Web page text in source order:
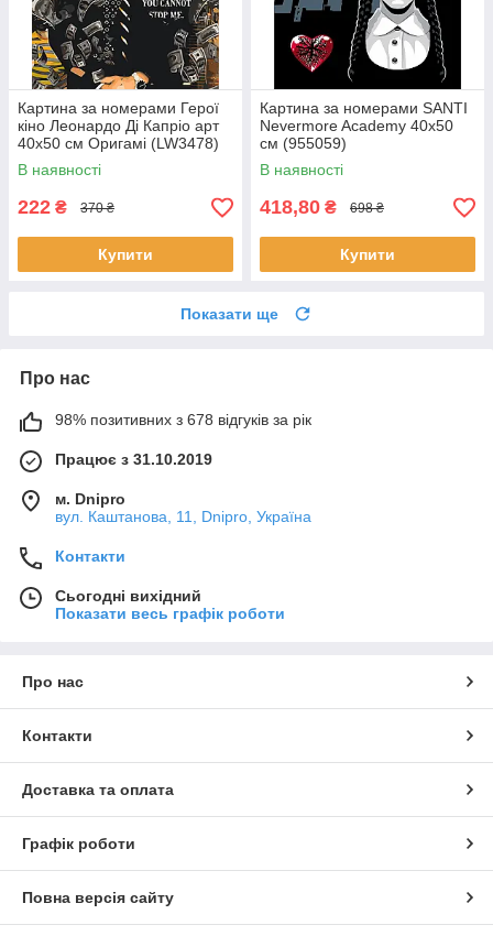
Картина за номерами Герої
кіно Леонардо Ді Капріо арт
40x50 см Оригамі (LW3478)
В наявності
222 ₴ 370 ₴
Купити
Картина за номерами SANTI
Nevermore Academy 40х50
см (955059)
В наявності
418,80 ₴ 698 ₴
Купити
Показати ще
Про нас
98% позитивних з 678 відгуків за рік
Працює з 31.10.2019
м. Dnipro
вул. Каштанова, 11, Dnipro, Україна
Контакти
Сьогодні вихідний
Показати весь графік роботи
Про нас
Контакти
Доставка та оплата
Графік роботи
Повна версія сайту